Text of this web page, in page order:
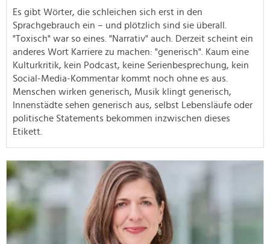
Es gibt Wörter, die schleichen sich erst in den
Sprachgebrauch ein – und plötzlich sind sie überall.
"Toxisch" war so eines. "Narrativ" auch. Derzeit scheint ein
anderes Wort Karriere zu machen: "generisch". Kaum eine
Kulturkritik, kein Podcast, keine Serienbesprechung, kein
Social-Media-Kommentar kommt noch ohne es aus.
Menschen wirken generisch, Musik klingt generisch,
Innenstädte sehen generisch aus, selbst Lebensläufe oder
politische Statements bekommen inzwischen dieses
Etikett.